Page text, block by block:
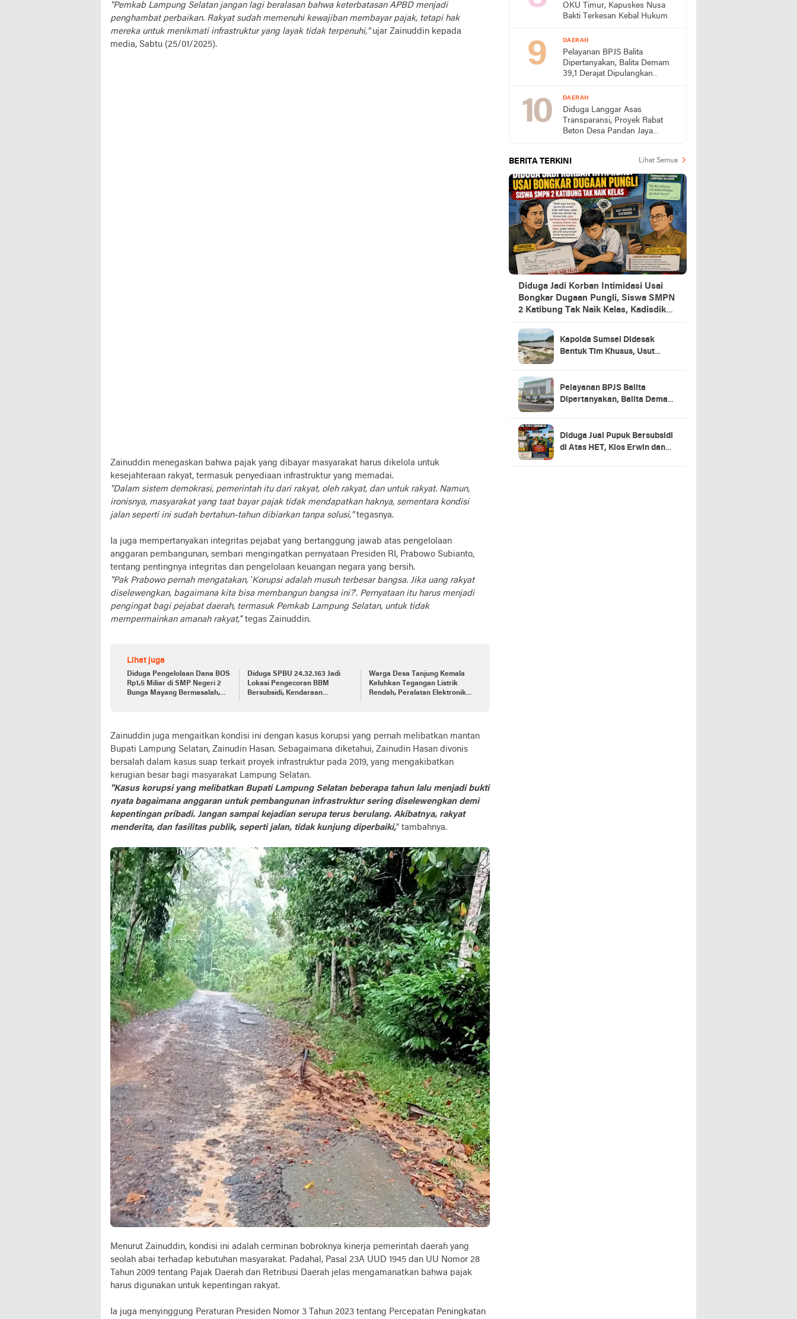
"Pemkab Lampung Selatan jangan lagi beralasan bahwa keterbatasan APBD menjadi
penghambat perbaikan. Rakyat sudah memenuhi kewajiban membayar pajak, tetapi hak
mereka untuk menikmati infrastruktur yang layak tidak terpenuhi,"ujar Zainuddin kepada
media, Sabtu (25/01/2025).
Zainuddin menegaskan bahwa pajak yang dibayar masyarakat harus dikelola untuk
kesejahteraan rakyat, termasuk penyediaan infrastruktur yang memadai.
"Dalam sistem demokrasi, pemerintah itu dari rakyat, oleh rakyat, dan untuk rakyat. Namun,
ironisnya, masyarakat yang taat bayar pajak tidak mendapatkan haknya, sementara kondisi
jalan seperti ini sudah bertahun-tahun dibiarkan tanpa solusi,"tegasnya.
Ia juga mempertanyakan integritas pejabat yang bertanggung jawab atas pengelolaan
anggaran pembangunan, sembari mengingatkan pernyataan Presiden RI, Prabowo Subianto,
tentang pentingnya integritas dan pengelolaan keuangan negara yang bersih.
"Pak Prabowo pernah mengatakan, ‘Korupsi adalah musuh terbesar bangsa. Jika uang rakyat
diselewengkan, bagaimana kita bisa membangun bangsa ini?’. Pernyataan itu harus menjadi
pengingat bagi pejabat daerah, termasuk Pemkab Lampung Selatan, untuk tidak
mempermainkan amanah rakyat,”tegas Zainuddin.
Lihat juga
Diduga Pengelolaan Dana BOS
Rp1,5 Miliar di SMP Negeri 2
Bunga Mayang Bermasalah,
Diduga SPBU 24.32.163 Jadi
Lokasi Pengecoran BBM
Bersubsidi, Kendaraan
Warga Desa Tanjung Kemala
Keluhkan Tegangan Listrik
Rendah, Peralatan Elektronik
Zainuddin juga mengaitkan kondisi ini dengan kasus korupsi yang pernah melibatkan mantan
Bupati Lampung Selatan, Zainudin Hasan. Sebagaimana diketahui, Zainudin Hasan divonis
bersalah dalam kasus suap terkait proyek infrastruktur pada 2019, yang mengakibatkan
kerugian besar bagi masyarakat Lampung Selatan.
"Kasus korupsi yang melibatkan Bupati Lampung Selatan beberapa tahun lalu menjadi bukti
nyata bagaimana anggaran untuk pembangunan infrastruktur sering diselewengkan demi
kepentingan pribadi. Jangan sampai kejadian serupa terus berulang. Akibatnya, rakyat
menderita, dan fasilitas publik, seperti jalan, tidak kunjung diperbaiki," tambahnya.
Menurut Zainuddin, kondisi ini adalah cerminan bobroknya kinerja pemerintah daerah yang
seolah abai terhadap kebutuhan masyarakat. Padahal, Pasal 23A UUD 1945 dan UU Nomor 28
Tahun 2009 tentang Pajak Daerah dan Retribusi Daerah jelas mengamanatkan bahwa pajak
harus digunakan untuk kepentingan rakyat.
Ia juga menyinggung Peraturan Presiden Nomor 3 Tahun 2023 tentang Percepatan Peningkatan
OKU Timur, Kapuskes Nusa
Bakti Terkesan Kebal Hukum
DAERAH
Pelayanan BPJS Balita
Dipertanyakan, Balita Demam
39,1 Derajat Dipulangkan
Sakit Bintang Medika Diminta
Beri Klarifikasi
DAERAH
Diduga Langgar Asas
Transparansi, Proyek Rabat
Beton Desa Pandan Jaya
BERITA TERKINI
Lihat Semua
Diduga Jadi Korban Intimidasi Usai
Bongkar Dugaan Pungli, Siswa SMPN
2 Katibung Tak Naik Kelas, Kadisdik
Dikdas
Kapolda Sumsel Didesak
Bentuk Tim Khusus, Usut
Timur
Pelayanan BPJS Balita
Dipertanyakan, Balita Demam
Sakit Bintang Medika Diminta
Beri Klarifikasi
Diduga Jual Pupuk Bersubsidi
di Atas HET, Kios Erwin dan